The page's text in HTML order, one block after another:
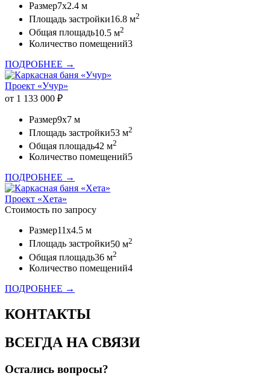
Размер7x2.4 м
Площадь застройки16.8 м2
Общая площадь10.5 м2
Количество помещений3
ПОДРОБНЕЕ →
Проект «Учур»
от 1 133 000 ₽
Размер9x7 м
Площадь застройки53 м2
Общая площадь42 м2
Количество помещений5
ПОДРОБНЕЕ →
Проект «Хета»
Стоимость по запросу
Размер11x4.5 м
Площадь застройки50 м2
Общая площадь36 м2
Количество помещений4
ПОДРОБНЕЕ →
КОНТАКТЫ
ВСЕГДА НА СВЯЗИ
Остались вопросы?